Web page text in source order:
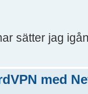
sätter jag
med